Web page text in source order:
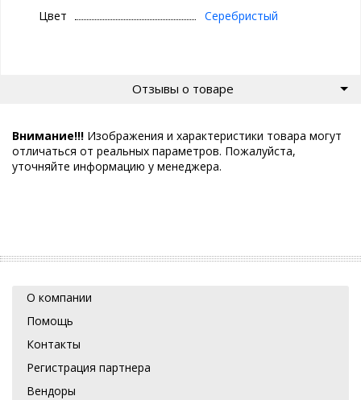
Цвет
Серебристый
Отзывы о товаре
Внимание!!! Изображения и характеристики товара могут
отличаться от реальных параметров. Пожалуйста,
уточняйте информацию у менеджера.
О компании
Помощь
Контакты
Регистрация партнера
Вендоры